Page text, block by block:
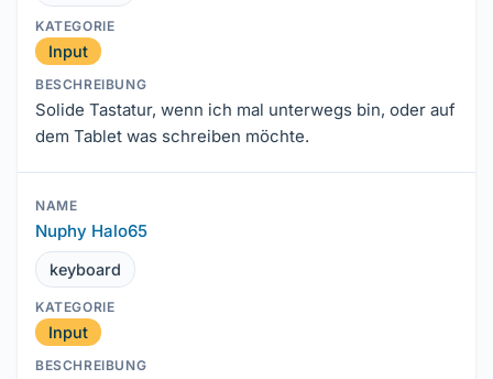
Input
Solide Tastatur, wenn ich mal unterwegs bin, oder auf
dem Tablet was schreiben möchte.
Nuphy Halo65
keyboard
Input